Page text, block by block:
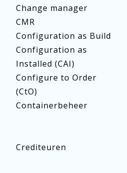
Change manager
CMR
Configuration as Build
Configuration as
Installed (CAI)
Configure to Order
(CtO)
Containerbeheer
Crediteuren